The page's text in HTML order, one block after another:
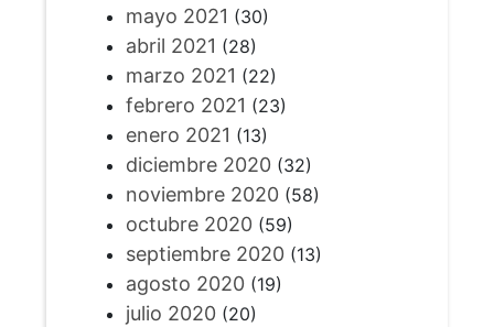
mayo 2021 (30)
abril 2021 (28)
marzo 2021 (22)
febrero 2021 (23)
enero 2021 (13)
diciembre 2020(32)
noviembre 2020(58)
octubre 2020(59)
septiembre 2020(13)
agosto 2020(19)
julio 2020(20)